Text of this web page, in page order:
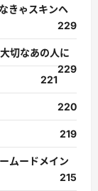
きゃスキンヘ
229
切なあの人に
229
221
220
219
ムードメイン
215